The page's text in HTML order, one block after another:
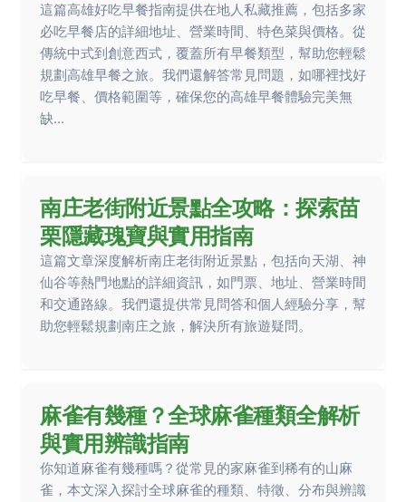
這篇高雄好吃早餐指南提供在地人私藏推薦，包括多家
必吃早餐店的詳細地址、營業時間、特色菜與價格。從
傳統中式到創意西式，覆蓋所有早餐類型，幫助您輕鬆
規劃高雄早餐之旅。我們還解答常見問題，如哪裡找好
吃早餐、價格範圍等，確保您的高雄早餐體驗完美無
缺...
南庄老街附近景點全攻略：探索苗
栗隱藏瑰寶與實用指南
這篇文章深度解析南庄老街附近景點，包括向天湖、神
仙谷等熱門地點的詳細資訊，如門票、地址、營業時間
和交通路線。我們還提供常見問答和個人經驗分享，幫
助您輕鬆規劃南庄之旅，解決所有旅遊疑問。
麻雀有幾種？全球麻雀種類全解析
與實用辨識指南
你知道麻雀有幾種嗎？從常見的家麻雀到稀有的山麻
雀，本文深入探討全球麻雀的種類、特徵、分布與辨識